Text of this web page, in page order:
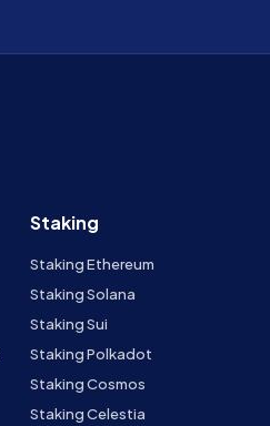
Staking
Staking Ethereum
Staking Solana
Staking Sui
Staking Polkadot
Staking Cosmos
Staking Celestia